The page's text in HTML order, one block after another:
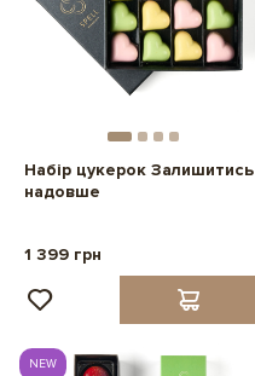
Набір цукерок Залишитись
надовше
1 399 грн
NEW